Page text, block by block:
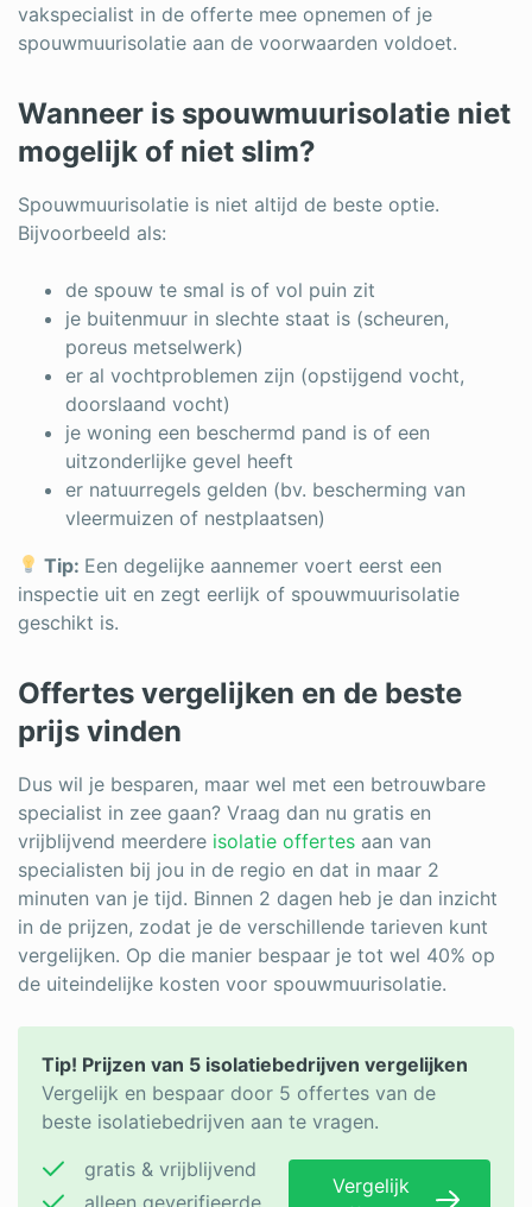
vakspecialist in de offerte mee opnemen of je
spouwmuurisolatie aan de voorwaarden voldoet.
Wanneer is spouwmuurisolatie niet
mogelijk of niet slim?
Spouwmuurisolatie is niet altijd de beste optie.
Bijvoorbeeld als:
de spouw te smal is of vol puin zit
je buitenmuur in slechte staat is (scheuren,
poreus metselwerk)
er al vochtproblemen zijn (opstijgend vocht,
doorslaand vocht)
je woning een beschermd pand is of een
uitzonderlijke gevel heeft
er natuurregels gelden (bv. bescherming van
vleermuizen of nestplaatsen)
Tip: Een degelijke aannemer voert eerst een
inspectie uit en zegt eerlijk of spouwmuurisolatie
geschikt is.
Offertes vergelijken en de beste
prijs vinden
Dus wil je besparen, maar wel met een betrouwbare
specialist in zee gaan? Vraag dan nu gratis en
vrijblijvend meerdere isolatie offertes aan van
specialisten bij jou in de regio en dat in maar 2
minuten van je tijd. Binnen 2 dagen heb je dan inzicht
in de prijzen, zodat je de verschillende tarieven kunt
vergelijken. Op die manier bespaar je tot wel 40% op
de uiteindelijke kosten voor spouwmuurisolatie.
Tip! Prijzen van 5 isolatiebedrijven vergelijken
Vergelijk en bespaar door 5 offertes van de
beste isolatiebedrijven aan te vragen.
gratis & vrijblijvend
alleen geverifieerde
Vergelijk